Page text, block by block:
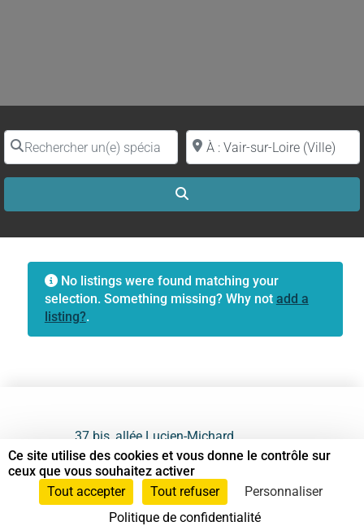
Rechercher un(e) spécialiste par nomProche de (ville ou région)
No listings were found matching your
selection. Something missing? Why not add a
listing?.
37 bis, allée Lucien-Michard
93190 Livry-Gargan
06 61 87 28 09
Ce site utilise des cookies et vous donne le contrôle sur
ceux que vous souhaitez activer
Tout accepter
Tout refuser
Personnaliser
Politique de confidentialité